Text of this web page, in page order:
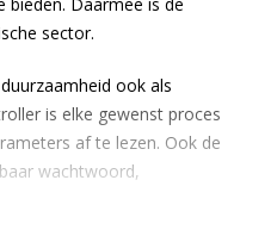
bieden. Daarmee is de
sector.
ook als
is elke gewenst proces
af te lezen. Ook de
wachtwoord,